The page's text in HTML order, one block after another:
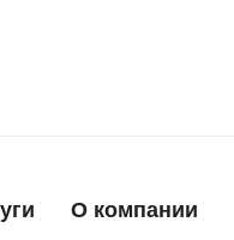
О компании